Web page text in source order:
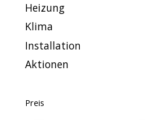
Heizung
Klima
Installation
Aktionen
Preis